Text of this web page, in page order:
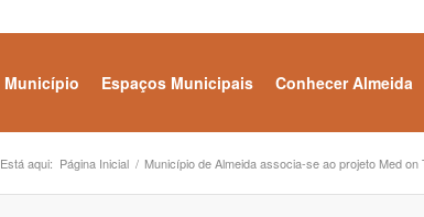
Município Espaços Municipais Conhecer Almeida
Está aqui: Página Inicial / Município de Almeida associa-se ao projeto Med on